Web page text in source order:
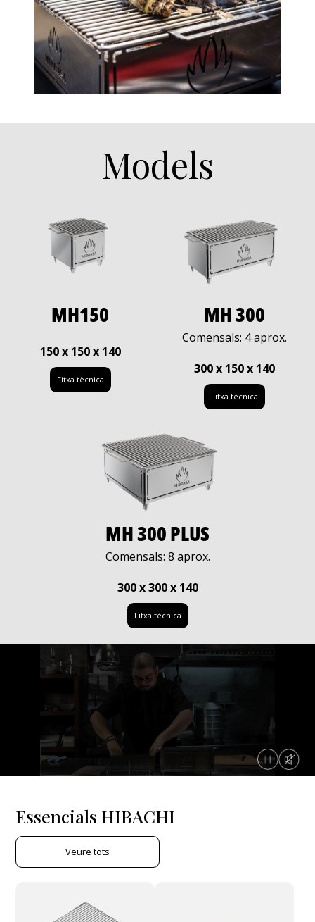
Models
MH150
150 x 150 x 140
Fitxa tècnica
MH 300
Comensals: 4 aprox.
300 x 150 x 140
Fitxa tècnica
MH 300 PLUS
Comensals: 8 aprox.
300 x 300 x 140
Fitxa tècnica
Essencials HIBACHI
Veure tots